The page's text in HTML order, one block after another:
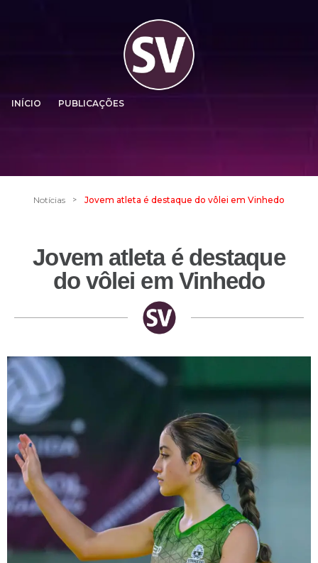
INÍCIO PUBLICAÇÕES
Notícias > Jovem atleta é destaque do vôlei em Vinhedo
Jovem atleta é destaque
do vôlei em Vinhedo